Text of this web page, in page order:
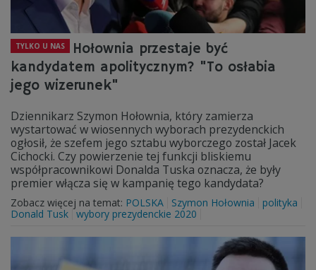
TYLKO U NAS
Hołownia przestaje być
kandydatem apolitycznym? "To osłabia
jego wizerunek"
Dziennikarz Szymon Hołownia, który zamierza
wystartować w wiosennych wyborach prezydenckich
ogłosił, że szefem jego sztabu wyborczego został Jacek
Cichocki. Czy powierzenie tej funkcji bliskiemu
współpracownikowi Donalda Tuska oznacza, że były
premier włącza się w kampanię tego kandydata?
Zobacz więcej na temat: POLSKA Szymon Hołownia
polityka
Donald Tusk wybory prezydenckie 2020